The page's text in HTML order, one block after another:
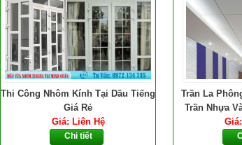
Thi Công Nhôm Kính Tại Dầu Tiếng
Giá Rẻ
Giá: Liên Hệ
Chi tiết
Trần La
Trần Nhựa